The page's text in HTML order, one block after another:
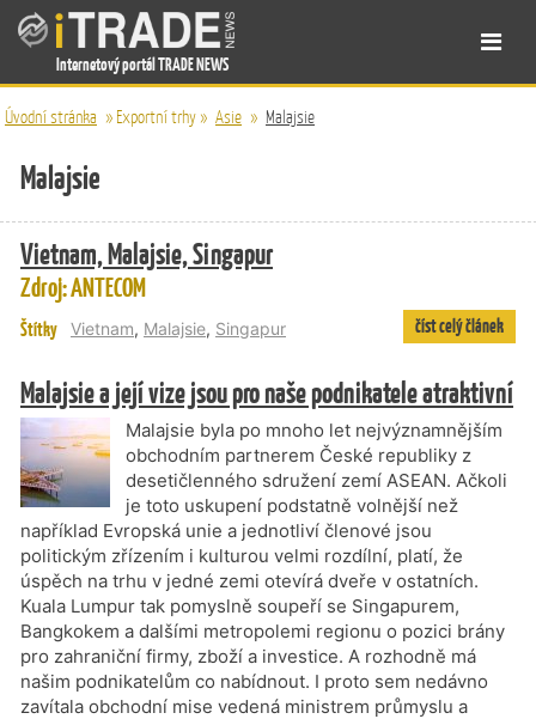
Internetový portál TRADE NEWS
Úvodní stránka » Exportní trhy» Asie » Malajsie
Malajsie
Vietnam, Malajsie, Singapur
Zdroj: ANTECOM
Štítky Vietnam, Malajsie, Singapur číst celý článek
Malajsie a její vize jsou pro naše podnikatele atraktivní
Malajsie byla po mnoho let nejvýznamnějším
obchodním partnerem České republiky z
desetičlenného sdružení zemí ASEAN. Ačkoli
je toto uskupení podstatně volnější než
například Evropská unie a jednotliví členové jsou
politickým zřízením i kulturou velmi rozdílní, platí, že
úspěch na trhu v jedné zemi otevírá dveře v ostatních.
Kuala Lumpur tak pomyslně soupeří se Singapurem,
Bangkokem a dalšími metropolemi regionu o pozici brány
pro zahraniční firmy, zboží a investice. A rozhodně má
našim podnikatelům co nabídnout. I proto sem nedávno
zavítala obchodní mise vedená ministrem průmyslu a